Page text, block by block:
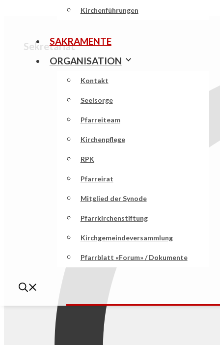
Kirchenführungen
SAKRAMENTE
ORGANISATION
Kontakt
Seelsorge
Pfarreiteam
Kirchenpflege
RPK
Pfarreirat
Mitglied der Synode
Pfarrkirchenstiftung
Kirchgemeindeversammlung
Pfarrblatt «Forum» / Dokumente
Sekretariat